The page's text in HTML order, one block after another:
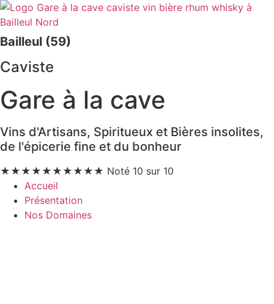
Bailleul (59)
Caviste
Gare à la cave
Vins d'Artisans, Spiritueux et Bières insolites,
de l'épicerie fine et du bonheur
★ ★ ★ ★ ★ ★ ★ ★ ★ ★ Noté 10 sur 10
Accueil
Présentation
Nos Domaines